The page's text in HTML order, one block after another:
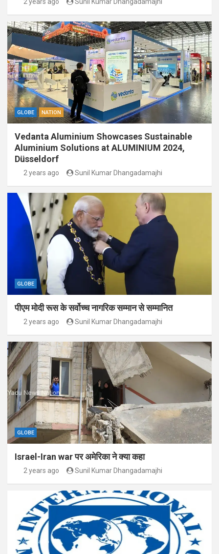
GLOBE NATION
Vedanta Aluminium Showcases Sustainable
Aluminium Solutions at ALUMINIUM 2024,
Düsseldorf
2 years ago Sunil Kumar Dhangadamajhi
GLOBE
पीएम मोदी रूस के सर्वोच्च नागरिक सम्मान से सम्मानित
2 years ago Sunil Kumar Dhangadamajhi
GLOBE
Israel-Iran war पर अमेरिका ने क्या कहा
2 years ago Sunil Kumar Dhangadamajhi